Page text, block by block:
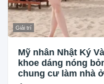
Giải trí
Mỹ nhân Nhật Ký
khoe dáng nóng
chung cư làm nhà